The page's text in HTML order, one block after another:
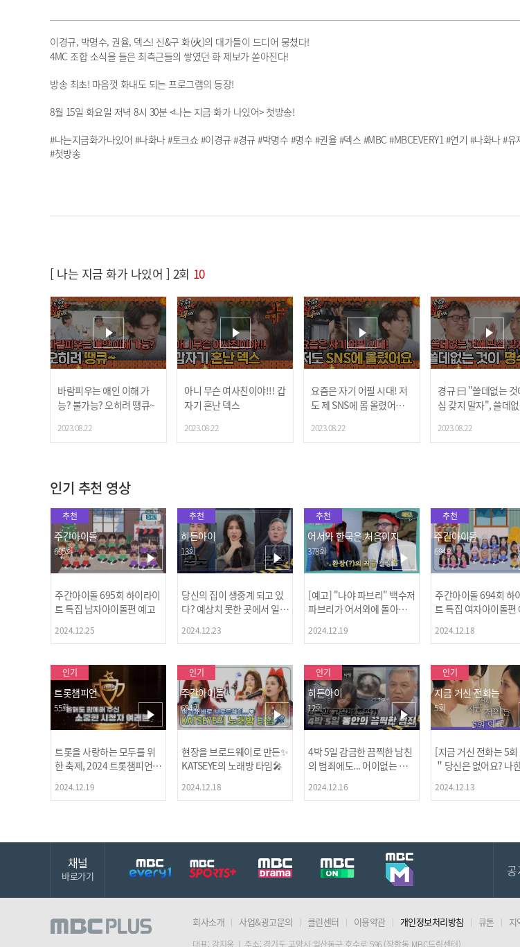
이경규, 박명수, 권율, 덱스! 신&구 화(火)의 대가들이 드디어 뭉쳤다!
4MC 조합 소식을 들은 최측근들의 쌓였던 화 제보가 쏟아진다!
방송 최초! 마음껏 화내도 되는 프로그램의 등장!
8월 15일 화요일 저녁 8시 30분 <나는 지금 화가 나있어> 첫방송!
#나는지금화가나있어 #나화나 #토크쇼 #이경규 #경규 #박명수 #명수 #권율 #덱스 #MBC #MBCEVERY1 #연기 #나화나 #
#첫방송
[ 나는 지금 화가 나있어 ] 2회 10
바람피우는 애인 이해 가
능? 불가능? 오히려 땡큐~
2023.08.22
아니 무슨 여사친이야!!! 갑
자기 혼난 덱스
2023.08.22
요즘은 자기 어필 시대! 저
도 제 SNS에 몸 올렸어요
2023.08.22
경규 曰 "쓸데없는 것
심 갖지 말자", 쓸데
2023.08.22
인기 추천 영상
주간아이돌
695회
추천
주간아이돌 695회 하이라이
트 특집 남자아이돌편 예고
2024.12.25
히든아이
13회
추천
당신의 집이 생중계 되고 있
다? 예상치 못한 곳에서 일어
2024.12.23
어서와 한국은 처음이지
378회
추천
[예고] "나야 파브리" 백수저
파브리가 어서와에 돌아왔
케미 식재료투어!
2024.12.19
주간아이돌
694회
추천
주간아이돌 694회 하
트 특집 여자아이돌편
2024.12.18
트롯챔피언
55회
인기
트롯을 사랑하는 모두를 위
한 축제, 2024 트롯챔피언
l 12월 19일 (목) 저녁 8시 M
2024.12.19
주간아이돌
694회
인기
현장을 브로드웨이로 만든✨
KATSEYE의 노래방 타임🎤
2024.12.18
히든아이
12회
인기
4박 5일 감금한 끔찍한 남친
의 범죄에도... 어이없는 처
연자들🔥🔥🔥
2024.12.16
지금 거신 전화는
5회
인기
[지금 거신 전화는 5
＂당신은 없어요? 나
2024.12.13
채널
바로가기
회사소개 사업&광고문의 클린센터 이용약관 개인정보처리방침 큐톤 지
대표: 강지웅 | 주소: 경기도 고양시 일산동구 호수로 596 (장항동 MBC드림센터)